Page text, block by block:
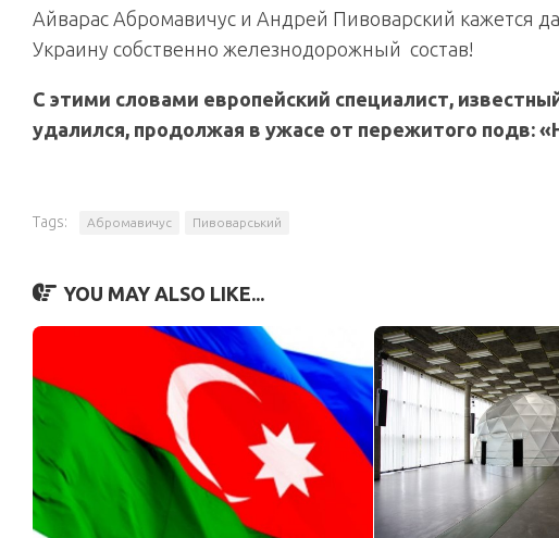
Айварас Абромавичус и Андрей Пивоварский кажется
Украину собственно железнодорожный состав!
С этими словами европейский специалист,
удалился, продолжая в ужасе от пережитого подв:
Tags: Абромавичус Пивоварський
YOU MAY ALSO LIKE...